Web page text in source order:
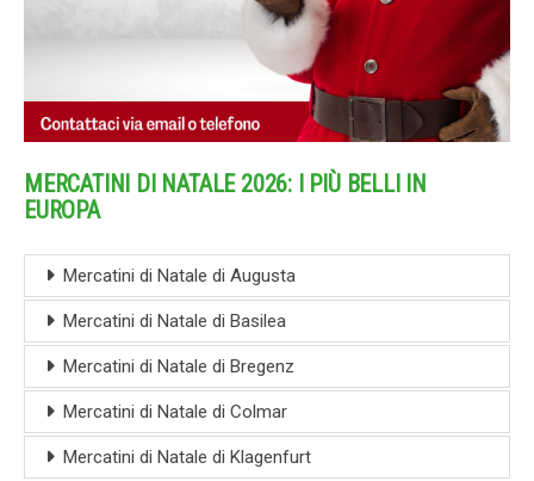
MERCATINI DI NATALE 2026: I PIÙ BELLI IN
EUROPA
Mercatini di Natale di Augusta
Mercatini di Natale di Basilea
Mercatini di Natale di Bregenz
Mercatini di Natale di Colmar
Mercatini di Natale di Klagenfurt